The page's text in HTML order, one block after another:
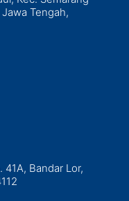
Tengah,
Bandar Lor,